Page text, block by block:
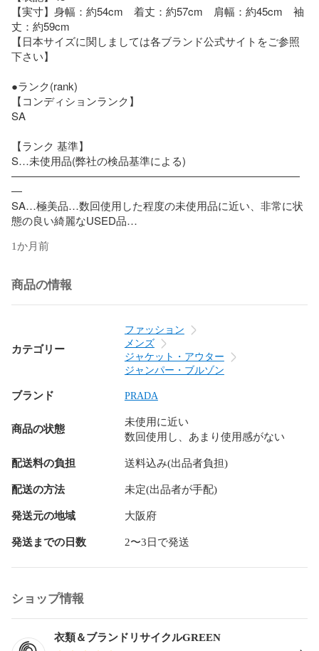
【実寸】身幅：約54cm　着丈：約57cm　肩幅：約45cm　袖
丈：約59cm
【日本サイズに関しましては各ブランド公式サイトをご参照
下さい】
●ランク(rank)
【コンディションランク】
SA
【ランク	基準】
S…未使用品(弊社の検品基準による)
―――――――――――――――――――――――――――
―
SA…極美品…数回使用した程度の未使用品に近い、非常に状
態の良い綺麗なUSED品
―
USED品
―――――――――――――――――――――――――――
―
AB…良品・比較的良品…多少の使用感はありますが、それ以
外に問題のない状態のUSED品
―――――――――――――――――――――――――――
USED品
―――――――――――――――――――――――――――
―
BC…ランクBよりも使用感の目立つUSED品
―――――――――――――――――――――――――――
C…難あり・ジャンク品…使用に支障のきたすUSED品
―
●状態(condition)
★定価：440,000円
●カラー(color)
グレー
1か月前
商品の情報
カテゴリー
ファッション
メンズ
ジャケット・アウター
ジャンパー・ブルゾン
ブランド PRADA
商品の状態
未使用に近い
数回使用し、あまり使用感がない
配送料の負担 送料込み(出品者負担)
配送の方法 未定(出品者が手配)
発送元の地域 大阪府
発送までの日数 2〜3日で発送
ショップ情報
衣類＆ブランドリサイクルGREEN